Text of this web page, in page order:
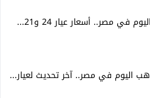
في مصر.. أسعار عيار 24 و21...
اليوم في مصر.. آخر تحديث لعيار...